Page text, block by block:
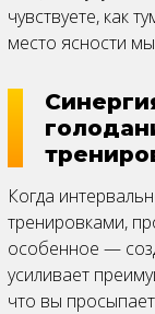
чувствуете, как
место ясности
Когда
тренировками,
особенное —
усиливает
что вы